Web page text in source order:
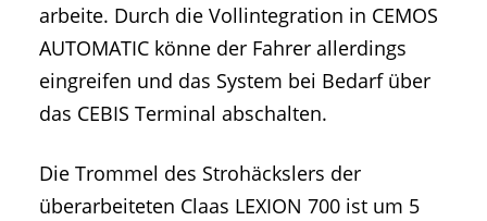
arbeite. Durch die Vollintegration in CEMOS
AUTOMATIC könne der Fahrer allerdings
eingreifen und das System bei Bedarf über
das CEBIS Terminal abschalten.
Die Trommel des Strohäckslers der
überarbeiteten Claas LEXION 700 ist um 5